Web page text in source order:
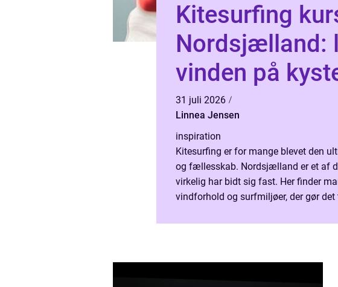
Kitesurfing
Nordsjælland:
vinden på
31 juli 2026
Linnea Jensen
inspiration
Kitesurfing er for mange blevet den
og fællesskab. Nordsjælland er et af
virkelig har bidt sig fast. Her finder
vindforhold og surfmiljøer, der gør